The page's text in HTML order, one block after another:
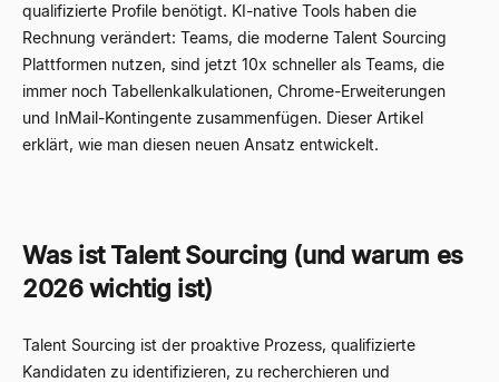
qualifizierte Profile benötigt. KI-native Tools haben die
Rechnung verändert: Teams, die moderne Talent Sourcing
Plattformen nutzen, sind jetzt 10x schneller als Teams, die
immer noch Tabellenkalkulationen, Chrome-Erweiterungen
und InMail-Kontingente zusammenfügen. Dieser Artikel
erklärt, wie man diesen neuen Ansatz entwickelt.
Was ist Talent Sourcing (und warum es
2026 wichtig ist)
Talent Sourcing ist der proaktive Prozess, qualifizierte
Kandidaten zu identifizieren, zu recherchieren und